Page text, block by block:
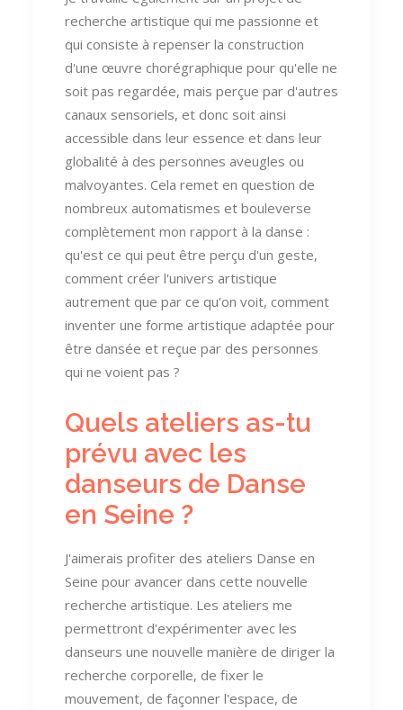
recherche artistique qui me passionne et
qui consiste à repenser la construction
d'une œuvre chorégraphique pour qu'elle ne
soit pas regardée, mais perçue par d'autres
canaux sensoriels, et donc soit ainsi
accessible dans leur essence et dans leur
globalité à des personnes aveugles ou
malvoyantes. Cela remet en question de
nombreux automatismes et bouleverse
complètement mon rapport à la danse :
qu'est ce qui peut être perçu d'un geste,
comment créer l'univers artistique
autrement que par ce qu'on voit, comment
inventer une forme artistique adaptée pour
être dansée et reçue par des personnes
qui ne voient pas ?
Quels ateliers as-tu
prévu avec les
danseurs de Danse
en Seine ?
J'aimerais profiter des ateliers Danse en
Seine pour avancer dans cette nouvelle
recherche artistique. Les ateliers me
permettront d'expérimenter avec les
danseurs une nouvelle manière de diriger la
recherche corporelle, de fixer le
mouvement, de façonner l'espace, de